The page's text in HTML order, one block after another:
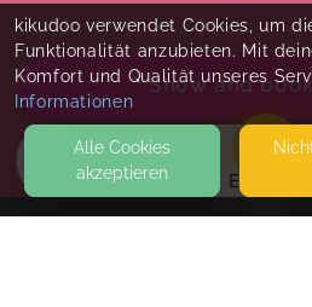
EVENTS
Show and
kikudoo verwendet Cookies, um
Funktionalität anzubieten. Mit
Komfort und Qualität unseres
Informationen
Alle Cookies
akzeptieren